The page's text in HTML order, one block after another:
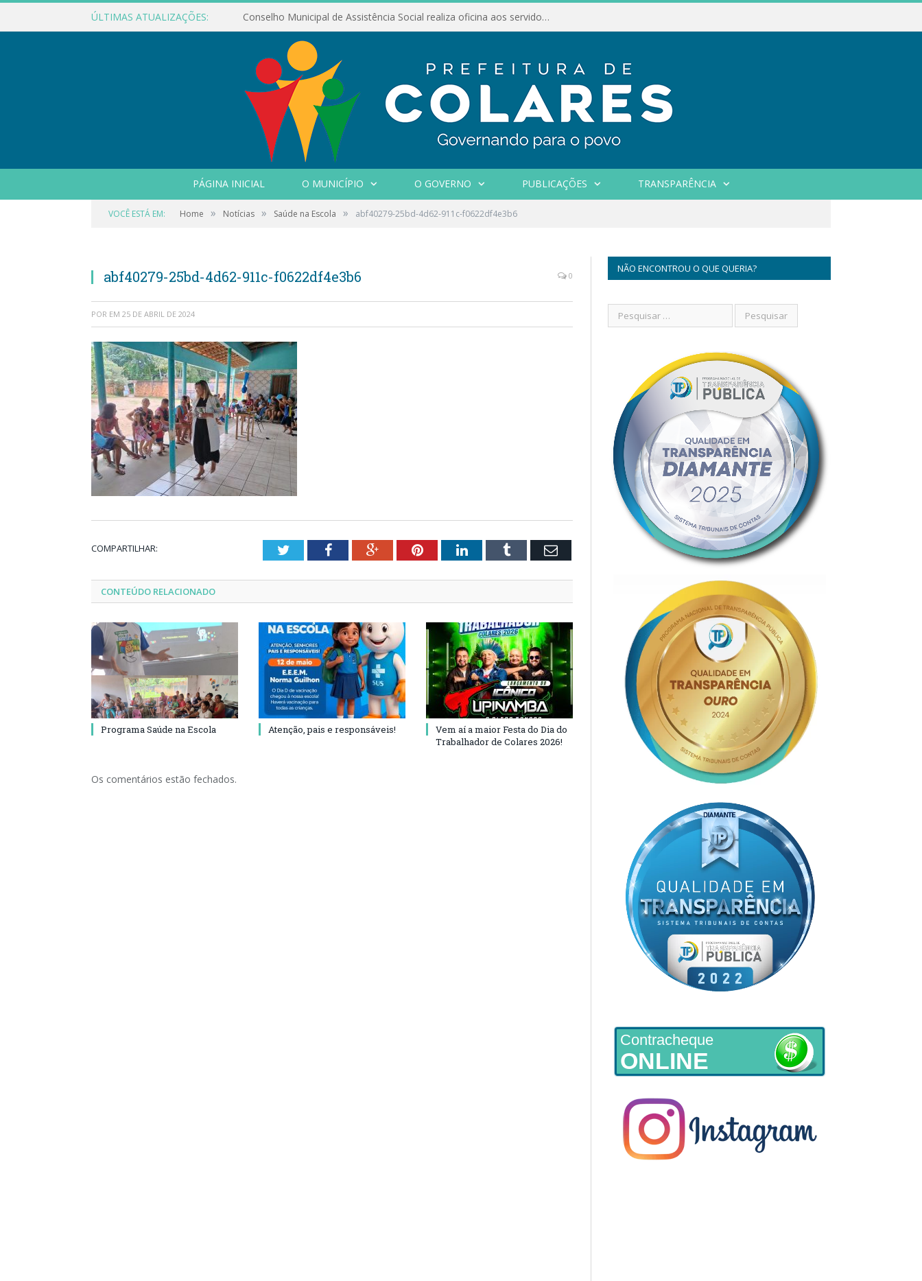
ÚLTIMAS ATUALIZAÇÕES: Conselho Municipal de Assistência Social realiza oficina aos servidores
PÁGINA INICIAL O MUNICÍPIO O GOVERNO PUBLICAÇÕES TRANSPARÊNCIA
VOCÊ ESTÁ EM: Home » Notícias » Saúde na Escola » abf40279-25bd-4d62-911c-f0622df4e3b6
abf40279-25bd-4d62-911c-f0622df4e3b6 0
POR EM 25 DE ABRIL DE 2024
COMPARTILHAR: TwitterFacebookGoogle+PinterestLinkedInTumblr Email
CONTEÚDO RELACIONADO
Programa Saúde na Escola Atenção, pais e responsáveis!
Vem aí a maior Festa do Dia do
Trabalhador de Colares 2026!
Os comentários estão fechados.
NÃO ENCONTROU O QUE QUERIA?
Contracheque
ONLINE